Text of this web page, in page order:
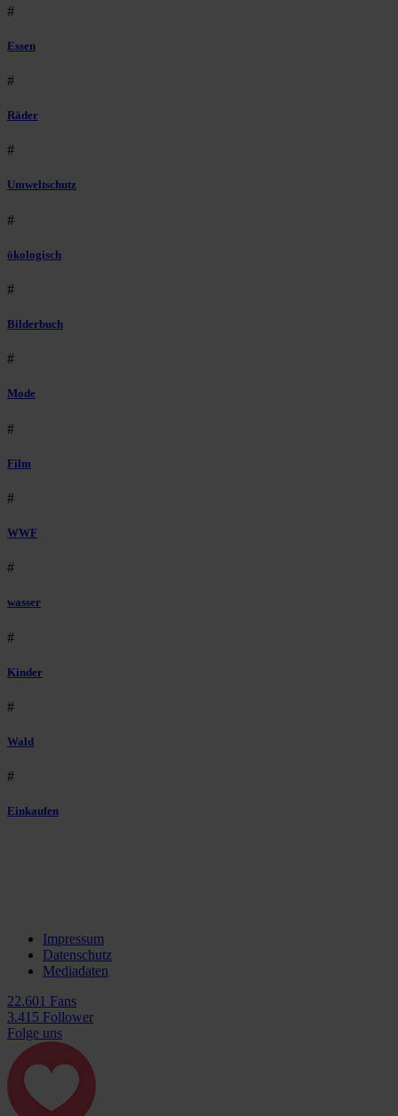
#
Essen
#
Räder
#
Umweltschutz
#
ökologisch
#
Bilderbuch
#
Mode
#
Film
#
WWF
#
wasser
#
Kinder
#
Wald
#
Einkaufen
Impressum
Datenschutz
Mediadaten
22.601 Fans
3.415 Follower
Folge uns